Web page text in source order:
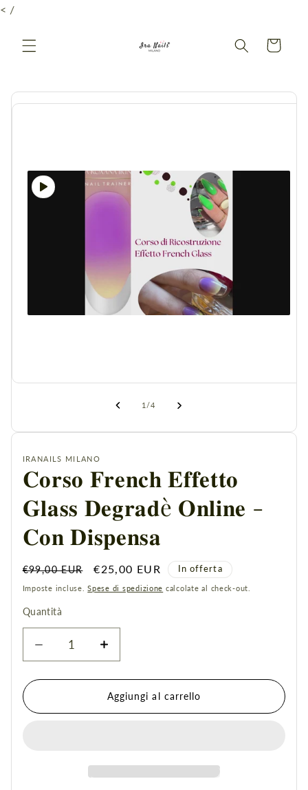
< /Vai
direttamente
Carrello
Passa alle
modale
1 /su
4
IRANAILS MILANO
𝐂𝐨𝐫𝐬𝐨 𝐅𝐫𝐞𝐧𝐜𝐡 𝐄𝐟𝐟𝐞𝐭𝐭𝐨
𝐆𝐥𝐚𝐬𝐬 𝐃𝐞𝐠𝐫𝐚𝐝è 𝐎𝐧𝐥𝐢𝐧𝐞 -
𝐂𝐨𝐧 𝐃𝐢𝐬𝐩𝐞𝐧𝐬𝐚
Prezzo
di
€99,00 EUR
Prezzo
scontato
€25,00 EUR In offerta
Imposte incluse.Spese di spedizione calcolate al check-out.
Quantità
Diminuisci
quantità
per
𝐅𝐫𝐞𝐧𝐜𝐡
Aumenta
quantità
per
𝐂𝐨𝐫𝐬𝐨
𝐅𝐫𝐞𝐧𝐜𝐡
Aggiungi al carrello